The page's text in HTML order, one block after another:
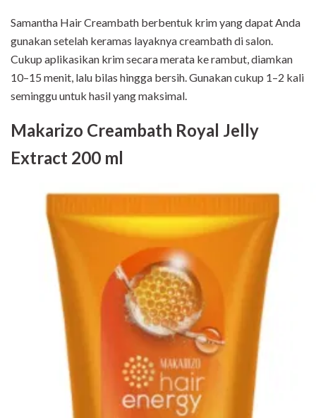
Samantha Hair Creambath berbentuk krim yang dapat Anda
gunakan setelah keramas layaknya creambath di salon.
Cukup aplikasikan krim secara merata ke rambut, diamkan
10–15 menit, lalu bilas hingga bersih. Gunakan cukup 1–2 kali
seminggu untuk hasil yang maksimal.
Makarizo Creambath Royal Jelly
Extract 200 ml